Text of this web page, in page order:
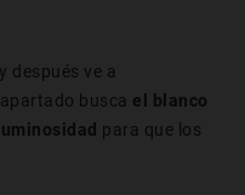
después ve a
busca el blanco
para que los